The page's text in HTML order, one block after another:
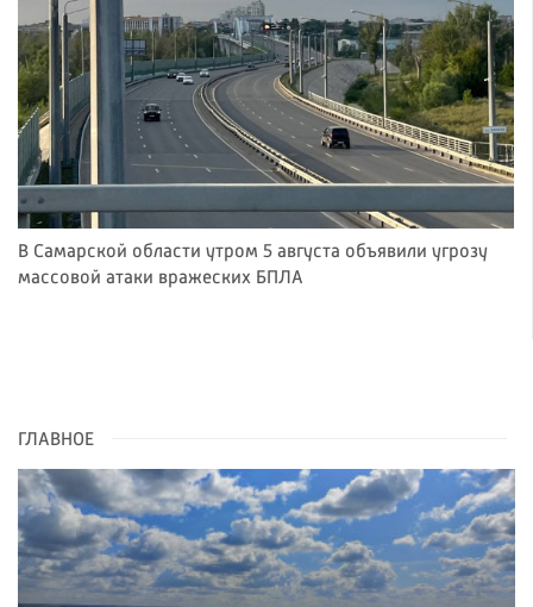
В Самарской области утром 5 августа объявили угрозу
массовой атаки вражеских БПЛА
ГЛАВНОЕ